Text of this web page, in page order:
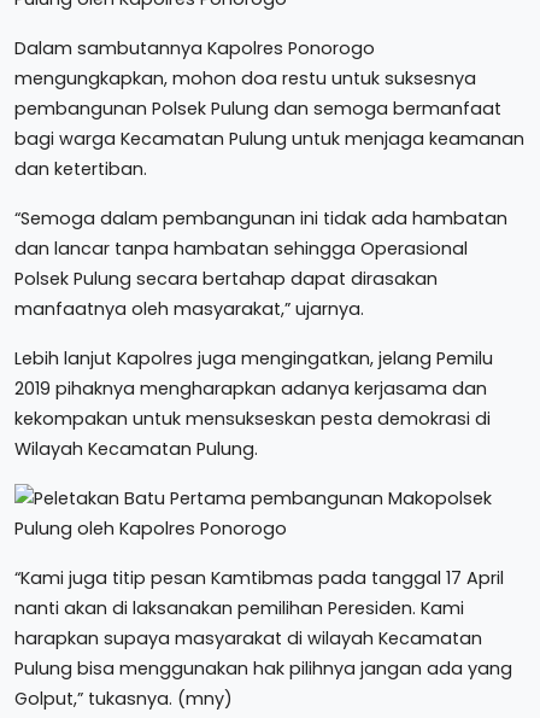
Dalam sambutannya Kapolres Ponorogo
mengungkapkan, mohon doa restu untuk suksesnya
pembangunan Polsek Pulung dan semoga bermanfaat
bagi warga Kecamatan Pulung untuk menjaga keamanan
dan ketertiban.
“Semoga dalam pembangunan ini tidak ada hambatan
dan lancar tanpa hambatan sehingga Operasional
Polsek Pulung secara bertahap dapat dirasakan
manfaatnya oleh masyarakat,” ujarnya.
Lebih lanjut Kapolres juga mengingatkan, jelang Pemilu
2019 pihaknya mengharapkan adanya kerjasama dan
kekompakan untuk mensukseskan pesta demokrasi di
Wilayah Kecamatan Pulung.
“Kami juga titip pesan Kamtibmas pada tanggal 17 April
nanti akan di laksanakan pemilihan Peresiden. Kami
harapkan supaya masyarakat di wilayah Kecamatan
Pulung bisa menggunakan hak pilihnya jangan ada yang
Golput,” tukasnya. (mny)